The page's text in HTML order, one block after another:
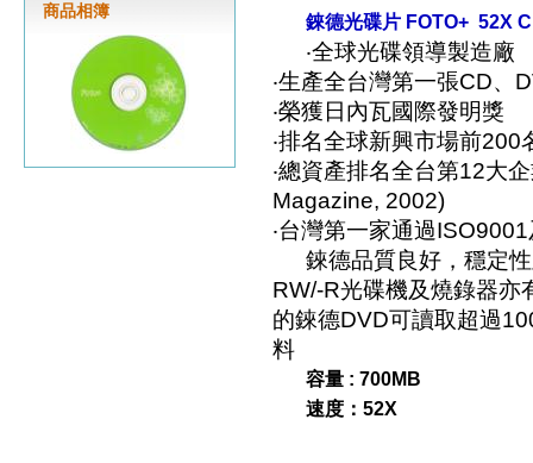
商品相簿 錸德光碟片 FOTO+ 52X
‧全球光碟領導製造廠
‧生產全台灣第一張CD、
‧榮獲日內瓦國際發明獎
‧排名全球新興市場前
‧總資產排名全台第12大
Magazine, 2002)
‧台灣第一家通過
錸德品質良好，穩定
RW/-R光碟機及燒錄器亦
的錸德DVD可讀取超過
料
容量 : 700MB
速度：52X